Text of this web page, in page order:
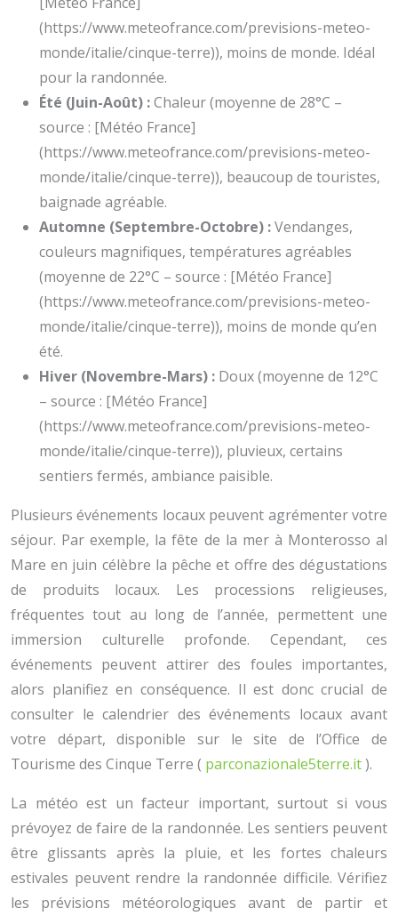
(https://www.meteofrance.com/previsions-meteo-
monde/italie/cinque-terre)), moins de monde. Idéal
pour la randonnée.
Été (Juin-Août) :Chaleur (moyenne de 28°C –
source : [Météo France]
(https://www.meteofrance.com/previsions-meteo-
monde/italie/cinque-terre)), beaucoup de touristes,
baignade agréable.
Automne (Septembre-Octobre) :Vendanges,
couleurs magnifiques, températures agréables
(moyenne de 22°C – source : [Météo France]
(https://www.meteofrance.com/previsions-meteo-
monde/italie/cinque-terre)), moins de monde qu’en
été.
Hiver (Novembre-Mars) : Doux (moyenne de 12°C
– source : [Météo France]
(https://www.meteofrance.com/previsions-meteo-
monde/italie/cinque-terre)), pluvieux, certains
sentiers fermés, ambiance paisible.
Plusieurs événements locaux peuvent agrémenter votre
séjour. Par exemple, la fête de la mer à Monterosso al
Mare en juin célèbre la pêche et offre des dégustations
de produits locaux. Les processions religieuses,
fréquentes tout au long de l’année, permettent une
immersion culturelle profonde. Cependant, ces
événements peuvent attirer des foules importantes,
alors planifiez en conséquence. Il est donc crucial de
consulter le calendrier des événements locaux avant
votre départ, disponible sur le site de l’Office de
Tourisme des Cinque Terre ( parconazionale5terre.it).
La météo est un facteur important, surtout si vous
prévoyez de faire de la randonnée. Les sentiers peuvent
être glissants après la pluie, et les fortes chaleurs
estivales peuvent rendre la randonnée difficile. Vérifiez
les prévisions météorologiques avant de partir et